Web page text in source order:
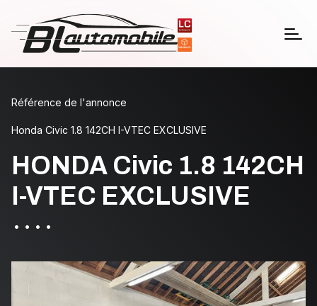
Référence de l'annonce
Honda Civic 1.8 142CH I-VTEC EXCLUSIVE
HONDA Civic 1.8 142CH
I-VTEC EXCLUSIVE
• • • •